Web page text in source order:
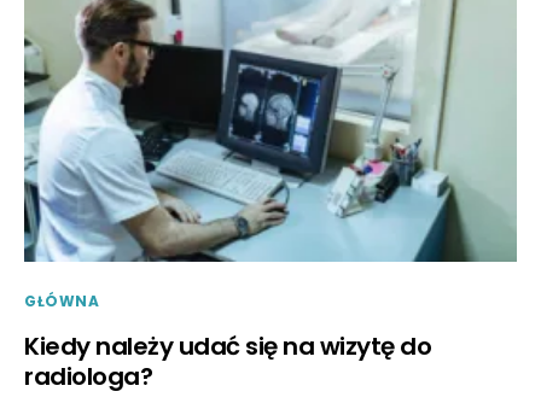
GŁÓWNA
Kiedy należy udać się na wizytę do
radiologa?